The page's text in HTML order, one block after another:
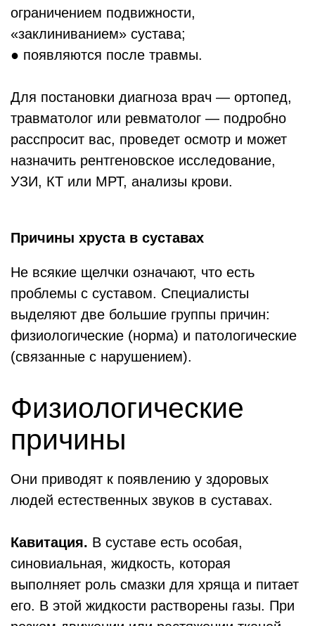
ограничением подвижности,
«заклиниванием» сустава;
● появляются после травмы.
Для постановки диагноза врач — ортопед,
травматолог или ревматолог — подробно
расспросит вас, проведет осмотр и может
назначить рентгеновское исследование,
УЗИ, КТ или МРТ, анализы крови.
Причины хруста в суставах
Не всякие щелчки означают, что есть
проблемы с суставом. Специалисты
выделяют две большие группы причин:
физиологические (норма) и патологические
(связанные с нарушением).
Физиологические
причины
Они приводят к появлению у здоровых
людей естественных звуков в суставах.
Кавитация. В суставе есть особая,
синовиальная, жидкость, которая
выполняет роль смазки для хряща и питает
его. В этой жидкости растворены газы. При